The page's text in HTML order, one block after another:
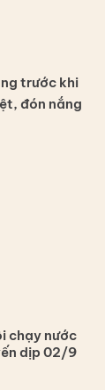
trước khi
đón nắng
chạy nước
dịp 02/9